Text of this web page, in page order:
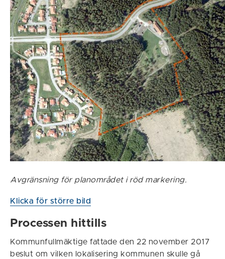
Avgränsning för planområdet i röd markering.
Klicka för större bild
Processen hittills
Kommunfullmäktige fattade den 22 november 2017
beslut om vilken lokalisering kommunen skulle gå